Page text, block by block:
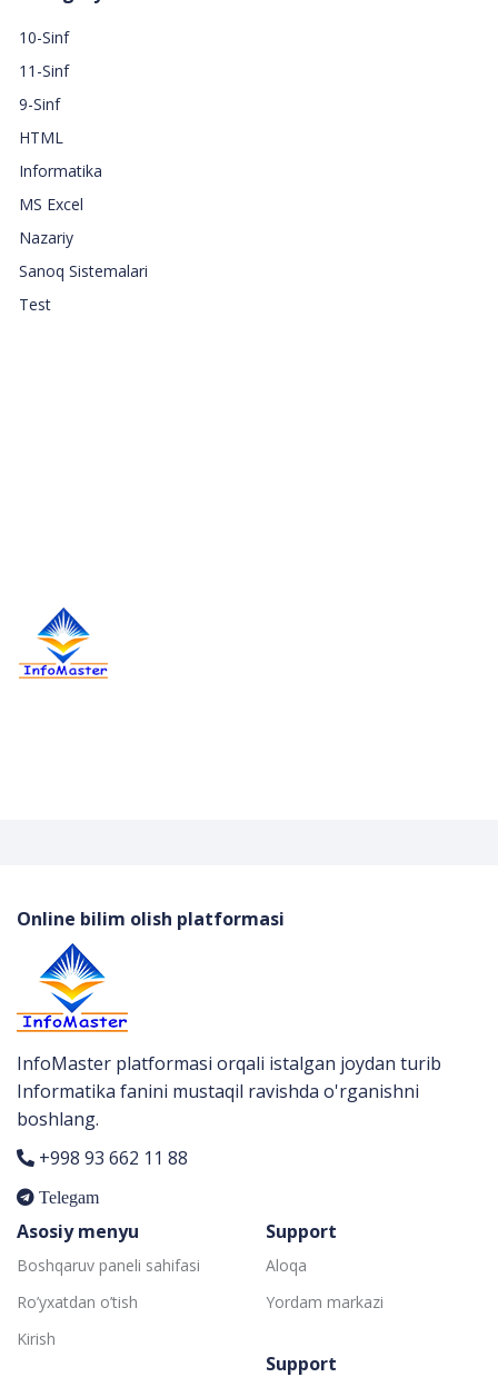
10-Sinf
11-Sinf
9-Sinf
HTML
Informatika
MS Excel
Nazariy
Sanoq Sistemalari
Test
Online bilim olish platformasi
InfoMaster platformasi orqali istalgan joydan turib
Informatika fanini mustaqil ravishda o'rganishni
boshlang.
+998 93 662 11 88
Telegam
Asosiy menyu
Boshqaruv paneli sahifasi
Ro’yxatdan o’tish
Kirish
Support
Aloqa
Yordam markazi
Support